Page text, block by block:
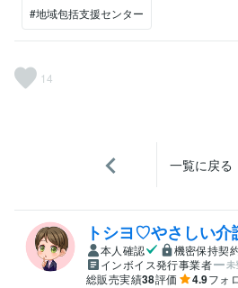
#地域包括支援センター
14
一覧に戻る
トシヨ♡やさしい介
本人確認
機密保持契
インボイス発行事業者
総販売実績38評価 4.9フォ